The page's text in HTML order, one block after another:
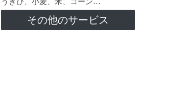
その他のサービス